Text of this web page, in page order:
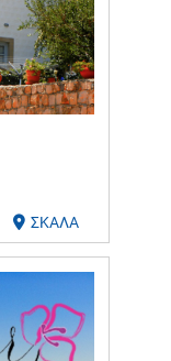
ΣΚΑΛΑ